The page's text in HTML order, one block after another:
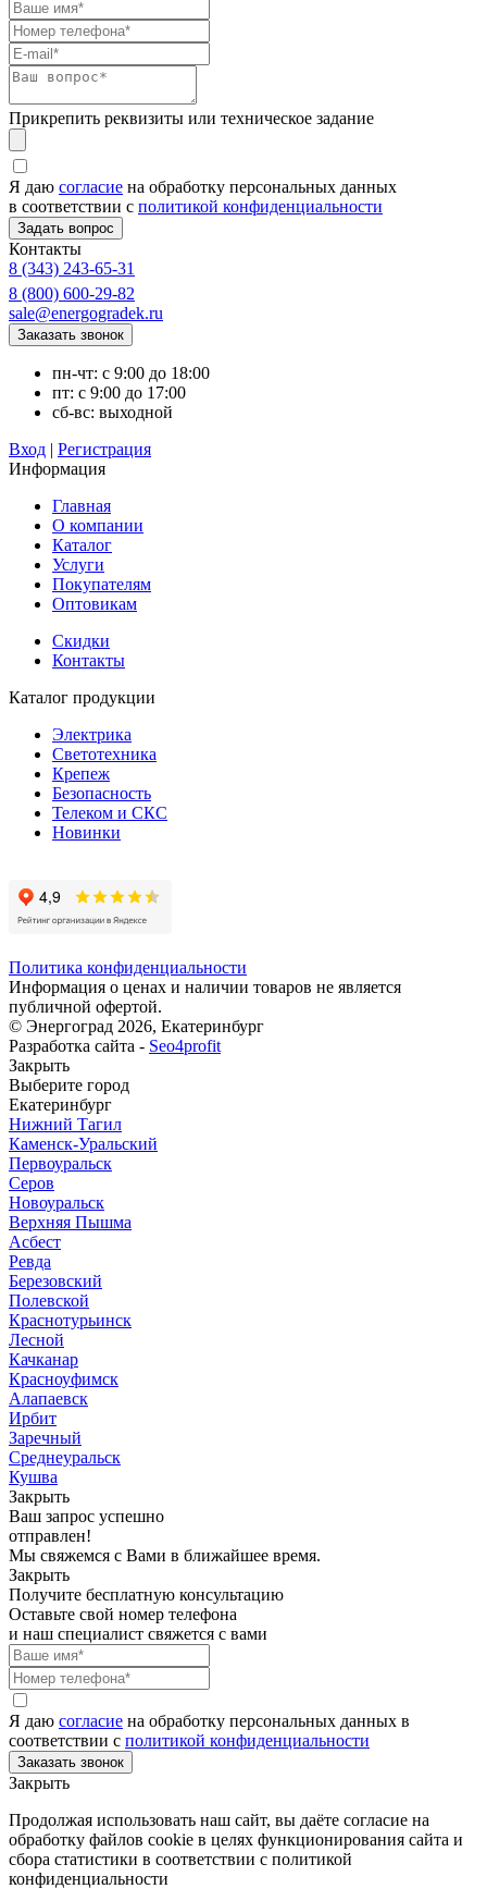
Прикрепить реквизиты или техническое задание
Я даю согласие на обработку персональных данных
в соответствии с политикой конфиденциальности
Контакты
8 (343) 243-65-31
8 (800) 600-29-82
sale@energogradek.ru
пн-чт: с 9:00 до 18:00
пт: с 9:00 до 17:00
сб-вс: выходной
Вход | Регистрация
Информация
Главная
О компании
Каталог
Услуги
Покупателям
Оптовикам
Скидки
Контакты
Каталог продукции
Электрика
Светотехника
Крепеж
Безопасность
Телеком и СКС
Новинки
Политика конфиденциальности
Информация о ценах и наличии товаров не является
публичной офертой.
© Энергоград 2026, Екатеринбург
Разработка сайта - Seo4profit
Закрыть
Выберите город
Екатеринбург
Нижний Тагил
Каменск-Уральский
Первоуральск
Серов
Новоуральск
Верхняя Пышма
Асбест
Ревда
Березовский
Полевской
Краснотурьинск
Лесной
Качканар
Красноуфимск
Алапаевск
Ирбит
Заречный
Среднеуральск
Кушва
Закрыть
Ваш запрос успешно
отправлен!
Мы свяжемся с Вами в ближайшее время.
Закрыть
Получите бесплатную консультацию
Оставьте свой номер телефона
и наш специалист свяжется с вами
Я даю согласие на обработку персональных данных в
соответствии с политикой конфиденциальности
Закрыть
Продолжая использовать наш сайт, вы даёте согласие на
обработку файлов cookie в целях функционирования сайта и
сбора статистики в соответствии с политикой
конфиденциальности